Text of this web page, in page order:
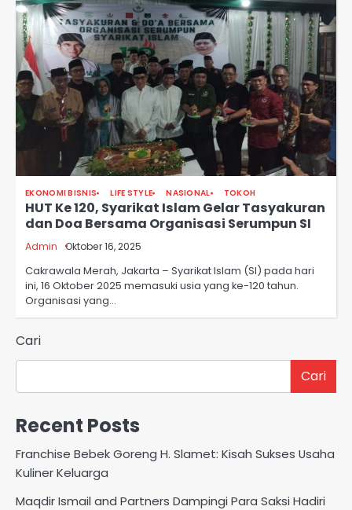
EKONOMI BISNIS LIFE STYLE NASIONAL TOKOH
HUT Ke 120, Syarikat Islam Gelar Tasyakuran
dan Doa Bersama Organisasi Serumpun SI
Admin Oktober 16, 2025
Cakrawala Merah, Jakarta – Syarikat Islam (SI) pada hari
ini, 16 Oktober 2025 memasuki usia yang ke-120 tahun.
Organisasi yang…
Cari
Cari
Recent Posts
Franchise Bebek Goreng H. Slamet: Kisah Sukses Usaha
Kuliner Keluarga
Maqdir Ismail and Partners Dampingi Para Saksi Hadiri